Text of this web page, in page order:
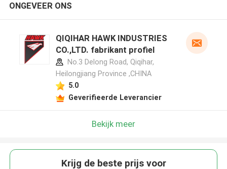
ONGEVEER ONS
QIQIHAR HAWK INDUSTRIES
CO.,LTD. fabrikant profiel
No.3 Delong Road, Qiqihar,
Heilongjiang Province ,CHINA
5.0
Geverifieerde Leverancier
Bekijk meer
Krijg de beste prijs voor